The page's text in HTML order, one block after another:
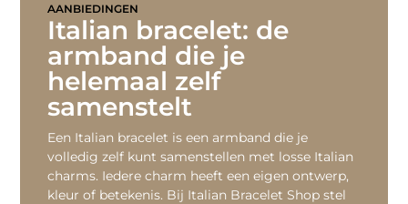
AANBIEDINGEN
Italian bracelet: de
armband die je
helemaal zelf
samenstelt
Een Italian bracelet is een armband die je
volledig zelf kunt samenstellen met losse Italian
charms. Iedere charm heeft een eigen ontwerp,
kleur of betekenis. Bij Italian Bracelet Shop stel